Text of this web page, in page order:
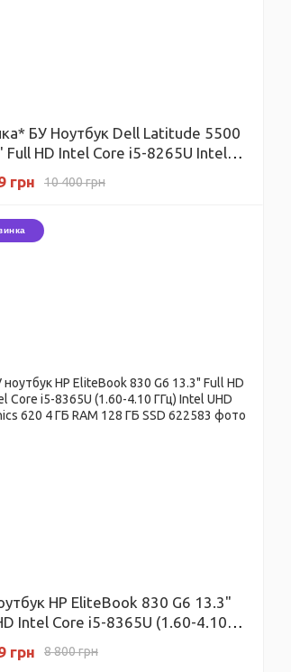
БУ Ноутбук Dell Latitude 5500
Full HD Intel Core i5-8265U Intel
RAM 4 ГБ SSD 128 ГБ
10 400 грн
грн
HP EliteBook 830 G6 13.3"
Intel Core i5-8365U (1.60-4.10
SSD
8 800 грн
грн